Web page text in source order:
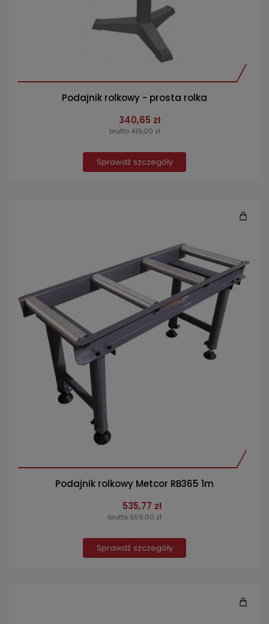
Podajnik rolkowy - prosta rolka
340,65 zł
brutto 419,00 zł
Sprawdź szczegóły
Podajnik rolkowy Metcor RB365 1m
535,77 zł
brutto 659,00 zł
Sprawdź szczegóły